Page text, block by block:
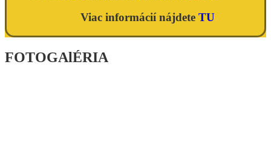
Viac informácií nájdete TU
FOTOGAlÉRIA